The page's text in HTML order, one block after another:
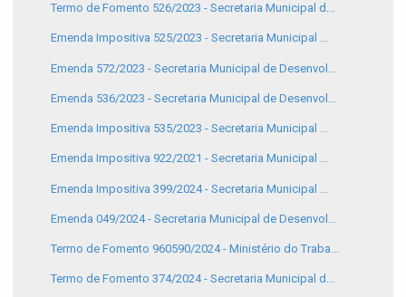
Termo de Fomento 526/2023 - Secretaria Municipal d...
Emenda Impositiva 525/2023 - Secretaria Municipal ...
Emenda 572/2023 - Secretaria Municipal de Desenvol...
Emenda 536/2023 - Secretaria Municipal de Desenvol...
Emenda Impositiva 535/2023 - Secretaria Municipal ...
Emenda Impositiva 922/2021 - Secretaria Municipal ...
Emenda Impositiva 399/2024 - Secretaria Municipal ...
Emenda 049/2024 - Secretaria Municipal de Desenvol...
Termo de Fomento 960590/2024 - Ministério do Traba...
Termo de Fomento 374/2024 - Secretaria Municipal d...